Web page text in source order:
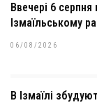
Ввечері 6
Ізмаїльському
06/08/2026
В Ізмаїлі